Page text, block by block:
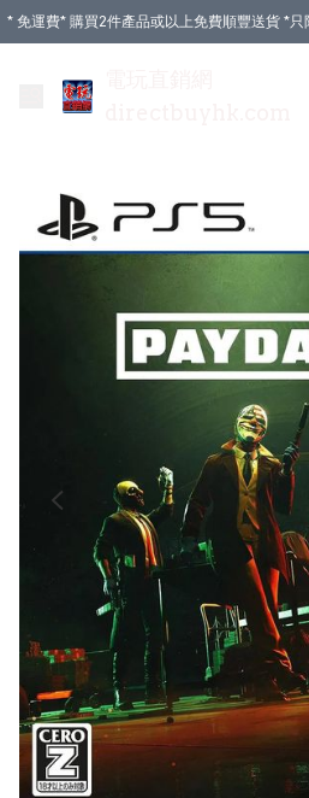
* 免運費* 購買2件產品或以上免費順豐送貨 *只